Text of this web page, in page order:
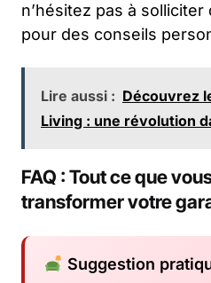
n’hésitez pas à
pour des conseils
Lire aussi : Découvrez
Living : une révolution
FAQ : Tout ce que
transformer votre
Suggestion